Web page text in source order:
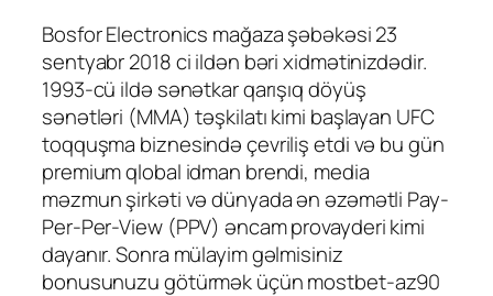
Bosfor Electronics mağaza şəbəkəsi 23
sentyabr 2018 ci ildən bəri xidmətinizdədir.
1993-cü ildə sənətkar qarışıq döyüş
sənətləri (MMA) təşkilatı kimi başlayan UFC
toqquşma biznesində çevriliş etdi və bu gün
premium qlobal idman brendi, media
məzmun şirkəti və dünyada ən əzəmətli Pay-
Per-Per-View (PPV) əncam provayderi kimi
dayanır. Sonra mülayim gəlmisiniz
bonusunuzu götürmək üçün mostbet-az90